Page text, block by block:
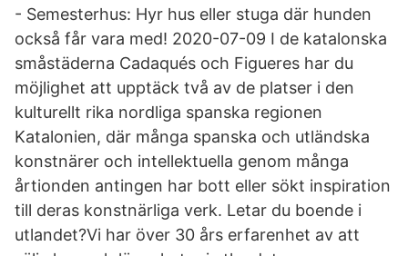
- Semesterhus: Hyr hus eller stuga där hunden
också får vara med! 2020-07-09 I de katalonska
småstäderna Cadaqués och Figueres har du
möjlighet att upptäck två av de platser i den
kulturellt rika nordliga spanska regionen
Katalonien, där många spanska och utländska
konstnärer och intellektuella genom många
årtionden antingen har bott eller sökt inspiration
till deras konstnärliga verk. Letar du boende i
utlandet?Vi har över 30 års erfarenhet av att